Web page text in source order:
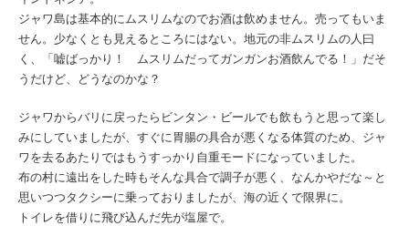
ジャワ島は基本的にムスリムなのでお酒は飲めません。売ってもいま
せん。少なくとも見えるところにはない。地元の非ムスリムの人曰
く、「嘘ばっかり！ ムスリムだってガンガンお酒飲んでる！」だそ
うだけど、どうなのかな？
ジャワからバリに戻ったらビンタン・ビールでも飲もうと思って楽し
みにしていましたが、すぐに胃腸の具合が悪くなる体質のため、ジャ
ワを去るあたりではもうすっかり自重モードになっていました。
布の村に遠出をした時もそんな具合で調子が悪く、なんかやだな～と
思いつつタクシーに乗っておりましたが、海の近くで限界に。
トイレを借りに飛び込んだ先が塩屋で。